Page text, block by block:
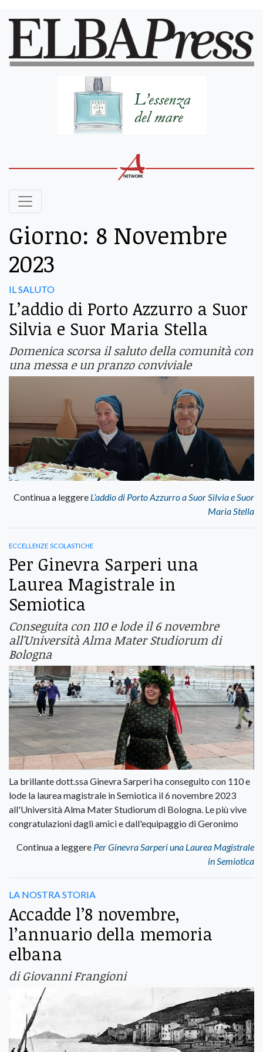
Giorno: 8 Novembre
2023
IL SALUTO
L’addio di Porto Azzurro a Suor
Silvia e Suor Maria Stella
Domenica scorsa il saluto della comunità con
una messa e un pranzo conviviale
Continua a leggere L’addio di Porto Azzurro a Suor Silvia e Suor
Maria Stella
eccellenze scolastiche
Per Ginevra Sarperi una
Laurea Magistrale in
Semiotica
Conseguita con 110 e lode il 6 novembre
all'Università Alma Mater Studiorum di
Bologna
La brillante dott.ssa Ginevra Sarperi ha conseguito con 110 e
lode la laurea magistrale in Semiotica il 6 novembre 2023
all'Università Alma Mater Studiorum di Bologna. Le più vive
congratulazioni dagli amici e dall'equipaggio di Geronimo
Continua a leggere Per Ginevra Sarperi una Laurea Magistrale
in Semiotica
LA NOSTRA STORIA
Accadde l’8 novembre,
l’annuario della memoria
elbana
di Giovanni Frangioni